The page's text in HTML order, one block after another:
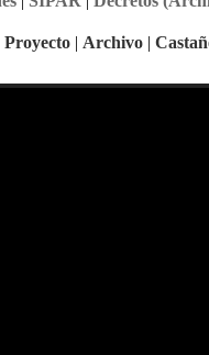
Proyecto | Archivo |